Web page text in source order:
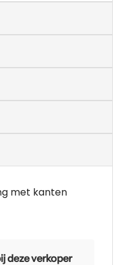
met kanten
deze verkoper